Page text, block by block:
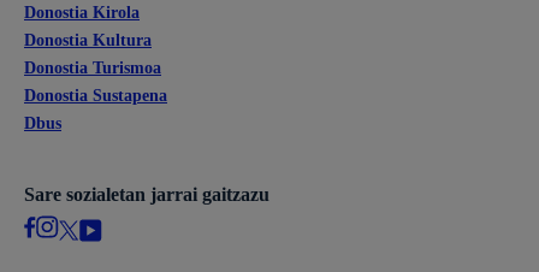
Donostia Kirola
Donostia Kultura
Donostia Turismoa
Donostia Sustapena
Dbus
Sare sozialetan jarrai gaitzazu